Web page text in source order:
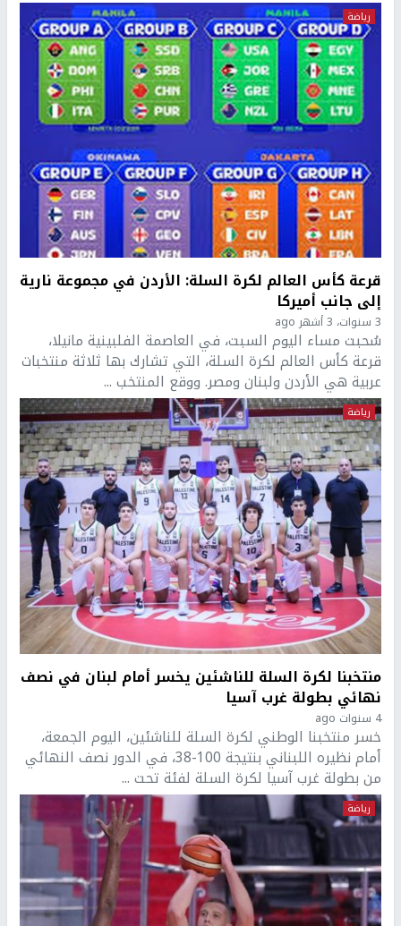
رياضة
قرعة كأس العالم لكرة السلة: الأردن في مجموعة نارية
إلى جانب أميركا
3 سنوات، 3 أشهر ago
سُحبت مساء اليوم السبت، في العاصمة الفلبينية مانيلا،
قرعة كأس العالم لكرة السلة، التي تشارك بها ثلاثة منتخبات
عربية هي الأردن ولبنان ومصر. ووقع المنتخب ...
رياضة
منتخبنا لكرة السلة للناشئين يخسر أمام لبنان في نصف
نهائي بطولة غرب آسيا
4 سنوات ago
خسر منتخبنا الوطني لكرة السلة للناشئين، اليوم الجمعة،
أمام نظيره اللبناني بنتيجة 100-38، في الدور نصف النهائي
من بطولة غرب آسيا لكرة السلة لفئة تحت ...
رياضة